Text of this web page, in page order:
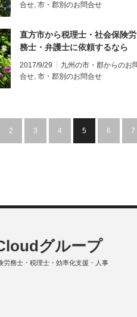
合せ, 市・郡別のお問合せ
直方市から税理士・社会保険労
務士・弁護士に依頼するなら
Real＆Cloudグループ
2017/9/29
九州の市・郡からのお
合せ, 市・郡別のお問合せ
2 3 4 5 6 7
グループ
労務士・税理士・効率化支援・人事